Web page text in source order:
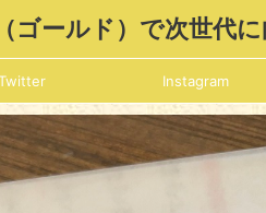
ゴールド）で次世代
Instagram